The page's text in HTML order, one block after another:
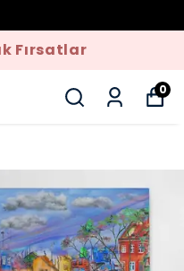
Fırsatlar
0